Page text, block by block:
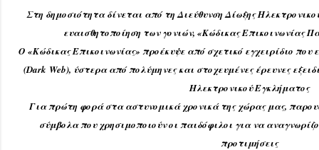
Στη δημοσιότητα δίνεται από τη Διεύθυνση Δίωξης
ευαισθητοποίηση των γονιών, «Κώδικας Επικοινωνίας
O «Κώδικας Επικοινωνίας» προέκυψε από σχετικό εγχειρίδιο που
(Dark Web), ύστερα από πολύμηνες και στοχευμένες έρευνες
Ηλεκτρονικού Εγκλήματος
Για πρώτη φορά στα αστυνομικά χρονικά της χώρας μας,
σύμβολα που χρησιμοποιούν οι παιδόφιλοι για να
προτιμήσεις